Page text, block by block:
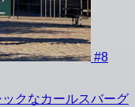
#8
クなカールスバーグ